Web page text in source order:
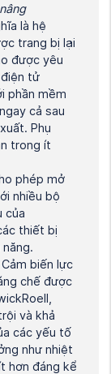
là hệ
trang bị lại
được yêu
điện tử
phần mềm
cả sau
Phụ
trong ít
phép mở
nhiều bộ
của
thiết bị
biến lực
chế được
và khả
các yếu tố
như nhiệt
hơn đáng kể